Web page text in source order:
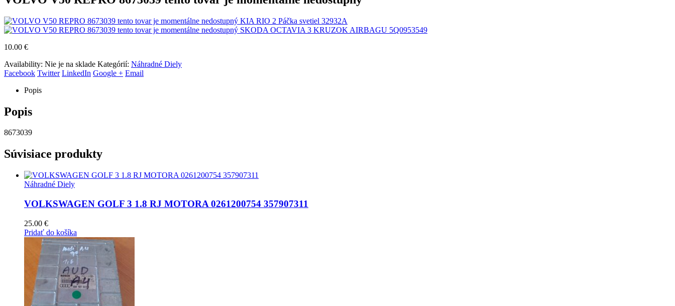
KIA RIO 2 Páčka svetiel 32932A
SKODA OCTAVIA 3 KRUZOK AIRBAGU 5Q0953549
10.00 €
Availability: Nie je na sklade Kategórií: Náhradné Diely
Facebook Twitter LinkedIn Google + Email
Popis
Popis
8673039
Súvisiace produkty
Náhradné Diely
VOLKSWAGEN GOLF 3 1.8 RJ MOTORA 0261200754 357907311
25.00 €
Pridať do košíka